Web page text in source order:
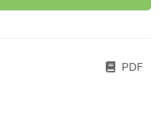
PDF